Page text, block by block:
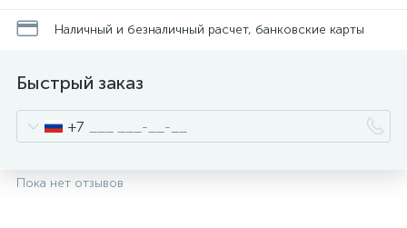
Наличный и безналичный расчет, банковские карты
Быстрый заказ
+7
Пока нет отзывов